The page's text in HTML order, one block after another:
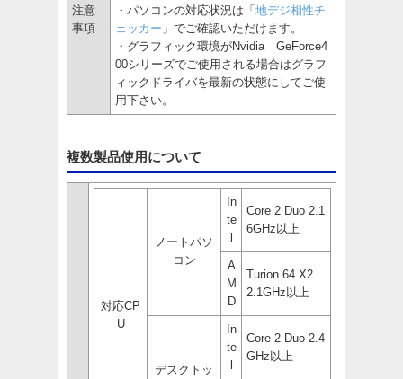
注意
事項
・パソコンの対応状況は「 地デジ相性チ
ェッカー 」でご確認いただけます。
・グラフィック環境がNvidia GeForce4
00シリーズでご使用される場合はグラフ
ィックドライバを最新の状態にしてご使
用下さい。
複数製品使用について
対応CP
U
ノートパソ
コン
In
te
Core 2 Duo 2.1
6GHz以上
A
M
D
Turion 64 X2
2.1GHz以上
デスクトッ
In
te
Core 2 Duo 2.4
GHz以上